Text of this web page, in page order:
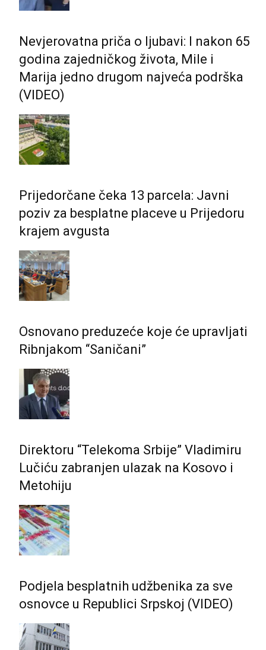
Nevjerovatna priča o ljubavi: I nakon 65
godina zajedničkog života, Mile i
Marija jedno drugom najveća podrška
(VIDEO)
Prijedorčane čeka 13 parcela: Javni
poziv za besplatne placeve u Prijedoru
krajem avgusta
Osnovano preduzeće koje će upravljati
Ribnjakom “Saničani”
Direktoru “Telekoma Srbije” Vladimiru
Lučiću zabranjen ulazak na Kosovo i
Metohiju
Podjela besplatnih udžbenika za sve
osnovce u Republici Srpskoj (VIDEO)